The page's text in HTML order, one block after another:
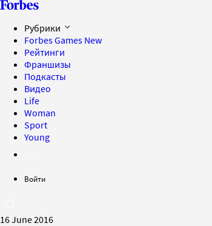
Рубрики
Forbes Games New
Рейтинги
Франшизы
Подкасты
Видео
Life
Woman
Sport
Young
Войти
16 June 2016